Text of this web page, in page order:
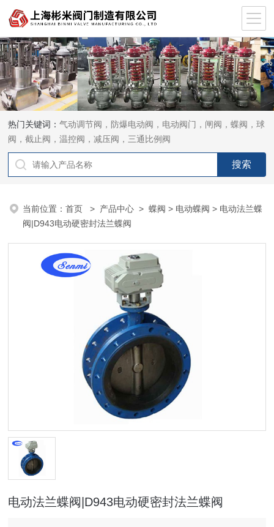
热门关键词：气动调节阀，防爆电动阀，电动阀门，闸阀，蝶阀，球
阀，截止阀，温控阀，减压阀，三通比例阀
当前位置：首页 > 产品中心 >蝶阀 > 电动蝶阀 > 电动法兰蝶
阀|D943电动硬密封法兰蝶阀
电动法兰蝶阀|D943电动硬密封法兰蝶阀